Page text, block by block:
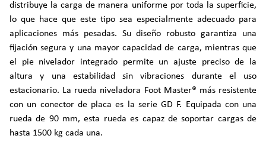
distribuye la carga de manera uniforme por toda la superficie,
lo que hace que este tipo sea especialmente adecuado para
aplicaciones más pesadas. Su diseño robusto garantiza una
fijación segura y una mayor capacidad de carga, mientras que
el pie nivelador integrado permite un ajuste preciso de la
altura y una estabilidad sin vibraciones durante el uso
estacionario. La rueda niveladora Foot Master® más resistente
con un conector de placa es la serie GD F. Equipada con una
rueda de 90 mm, esta rueda es capaz de soportar cargas de
hasta 1500 kg cada una.